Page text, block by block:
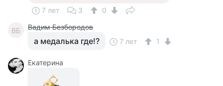
7 лет 3 0
ВБ Вадим Безбородов
а медалька где!? 7 лет 1
Екатерина